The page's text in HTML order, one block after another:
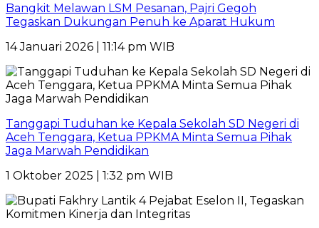
Bangkit Melawan LSM Pesanan, Pajri Gegoh
Tegaskan Dukungan Penuh ke Aparat Hukum
14 Januari 2026 | 11:14 pm WIB
Tanggapi Tuduhan ke Kepala Sekolah SD Negeri di
Aceh Tenggara, Ketua PPKMA Minta Semua Pihak
Jaga Marwah Pendidikan
1 Oktober 2025 | 1:32 pm WIB